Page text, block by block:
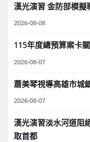
漢光演習 金防部模
2026-08-08
115年度總預算案卡
2026-08-07
蕭美琴視導高雄市城
2026-08-07
漢光演習淡水河道
取首都